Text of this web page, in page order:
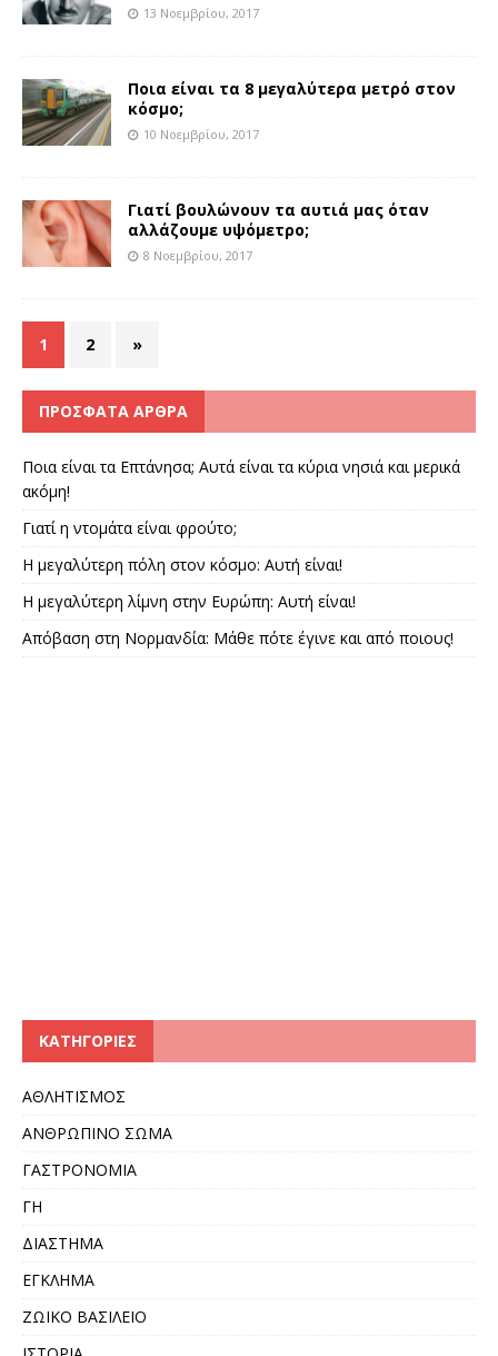
13 Νοεμβρίου, 2017
Ποια είναι τα 8 μεγαλύτερα μετρό στον
κόσμο;
10 Νοεμβρίου, 2017
Γιατί βουλώνουν τα αυτιά μας όταν
αλλάζουμε υψόμετρο;
8 Νοεμβρίου, 2017
1 2 »
ΠΡΌΣΦΑΤΑ ΆΡΘΡΑ
Ποια είναι τα Επτάνησα; Αυτά είναι τα κύρια νησιά και μερικά
ακόμη!
Γιατί η ντομάτα είναι φρούτο;
Η μεγαλύτερη πόλη στον κόσμο: Αυτή είναι!
Η μεγαλύτερη λίμνη στην Ευρώπη: Αυτή είναι!
Απόβαση στη Νορμανδία: Μάθε πότε έγινε και από ποιους!
KΑΤΗΓΟΡΊΕΣ
ΑΘΛΗΤΙΣΜΟΣ
ΑΝΘΡΩΠΙΝΟ ΣΩΜΑ
ΓΑΣΤΡΟΝΟΜΙΑ
ΓΗ
ΔΙΑΣΤΗΜΑ
ΕΓΚΛΗΜΑ
ΖΩΙΚΟ ΒΑΣΙΛΕΙΟ